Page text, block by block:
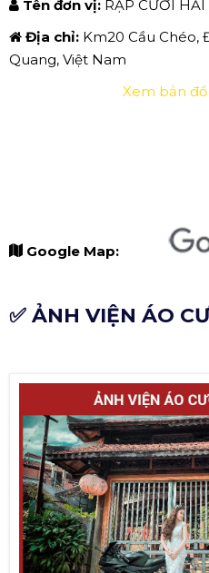
Tên đơn vị: RẠP CƯỚI HẢI
Địa chỉ: Km20 Cầu Chéo,
Quang, Việt Nam
Google Map:
Xem bản đồ
✅ ẢNH VIỆN ÁO